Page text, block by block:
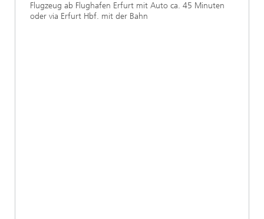
Flugzeug ab Flughafen Erfurt mit Auto ca. 45 Minuten
oder via Erfurt Hbf. mit der Bahn